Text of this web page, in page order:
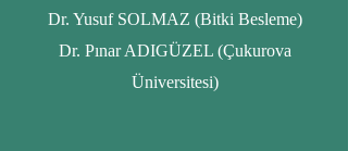
Dr. Yusuf SOLMAZ (Bitki Besleme)
Dr. Pınar ADIGÜZEL (Çukurova
Üniversitesi)